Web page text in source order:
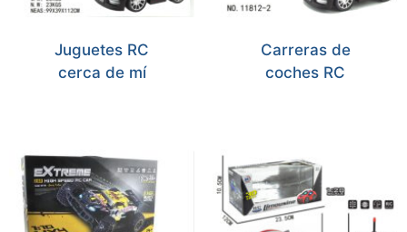
Juguetes RC
cerca de mí
Carreras de
coches RC